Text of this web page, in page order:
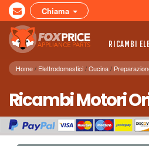
Chiama
RICAMBI
Home Elettrodomestici Cucina
Ricambi Motori